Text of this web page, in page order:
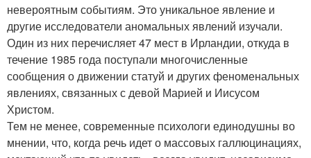
невероятным событиям. Это уникальное явление и
другие исследователи аномальных явлений изучали.
Один из них перечисляет 47 мест в Ирландии, откуда в
течение 1985 года поступали многочисленные
сообщения о движении статуй и других феноменальных
явлениях, связанных с девой Марией и Иисусом
Христом.
Тем не менее, современные психологи единодушны во
мнении, что, когда речь идет о массовых галлюцинациях,